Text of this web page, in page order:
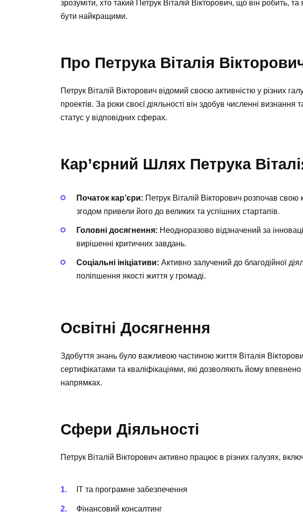
зрозуміти, хто такий Петрук Віталій Вікторович, що він робить, та
бути найкращими.
Про Петрука Віталія
Петрук Віталій Вікторович відомий своєю активністю у різних
проектів. За роки своєї діяльності він здобув численні
статус у відповідних сферах.
Кар’єрний Шлях Петрука
Початок кар’єри: Петрук Віталій Вікторович розпочав свою
згодом привели його до великих та успішних стартапів.
Головні досягнення: Неодноразово відзначений за
вирішенні критичних завдань.
Соціальні ініціативи: Активно залучений до благодійної
поліпшення якості життя у громаді.
Освітні Досягнення
Здобуття знань було важливою частиною життя Віталія
сертифікатами та кваліфікаціями, які дозволяють йому
напрямках.
Сфери Діяльності
Петрук Віталій Вікторович активно працює в різних галузях,
ІТ та програмне забезпечення
Фінансовий консалтинг